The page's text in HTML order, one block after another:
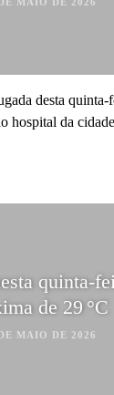
MAIO DE 2026
desta
hospital da
quinta-
de 29 °C
MAIO DE 2026